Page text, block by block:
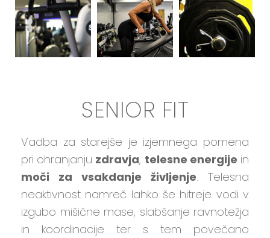
SENIOR FIT
Vadba za starejše je izjemnega pomena
pri ohranjanju zdravja, telesne energije in
moči za vsakdanje življenje. Telesna
neaktivnost namreč lahko še hitreje vodi v
izgubo mišične mase, slabšanje ravnotežja
in koordinacije ter s tem povečano